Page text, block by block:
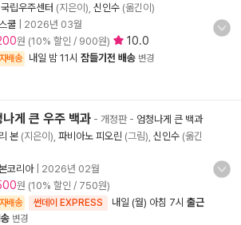
립우주센터 (지은이), 신인수 (옮긴이)
쿨
2026년 03월
원 (10% 할인 / 900원) 10.0
배송 내일 밤 11시 잠들기전 배송 변경
나게 큰 우주 백과 - 개정판- 엄청나게 큰 백과
본 (지은이), 파비아노 피오린 (그림), 신인수 (옮긴
코리아| 2026년 02월
원 (10% 할인 / 750원)
배송 썬데이 EXPRESS 내일 (월) 아침 7시 출근
변경